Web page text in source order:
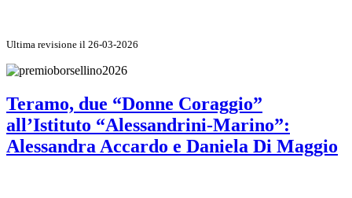
Ultima revisione il 26-03-2026
Teramo, due “Donne Coraggio”
all’Istituto “Alessandrini-Marino”:
Alessandra Accardo e Daniela Di Maggio